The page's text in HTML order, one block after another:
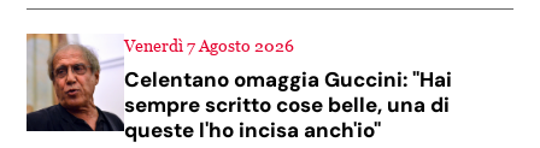
Venerdì 7 Agosto 2026
Celentano omaggia Guccini: "Hai
sempre scritto cose belle, una di
queste l'ho incisa anch'io"